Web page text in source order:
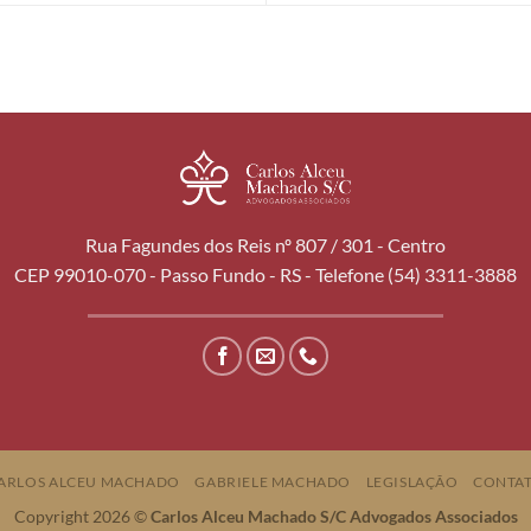
Rua Fagundes dos Reis nº 807 / 301 - Centro
CEP 99010-070 - Passo Fundo - RS - Telefone (54) 3311-3888
ALCEU MACHADO GABRIELE MACHADO LEGISLAÇÃO
Copyright 2026 ©Carlos Alceu Machado S/C Advogados Associados